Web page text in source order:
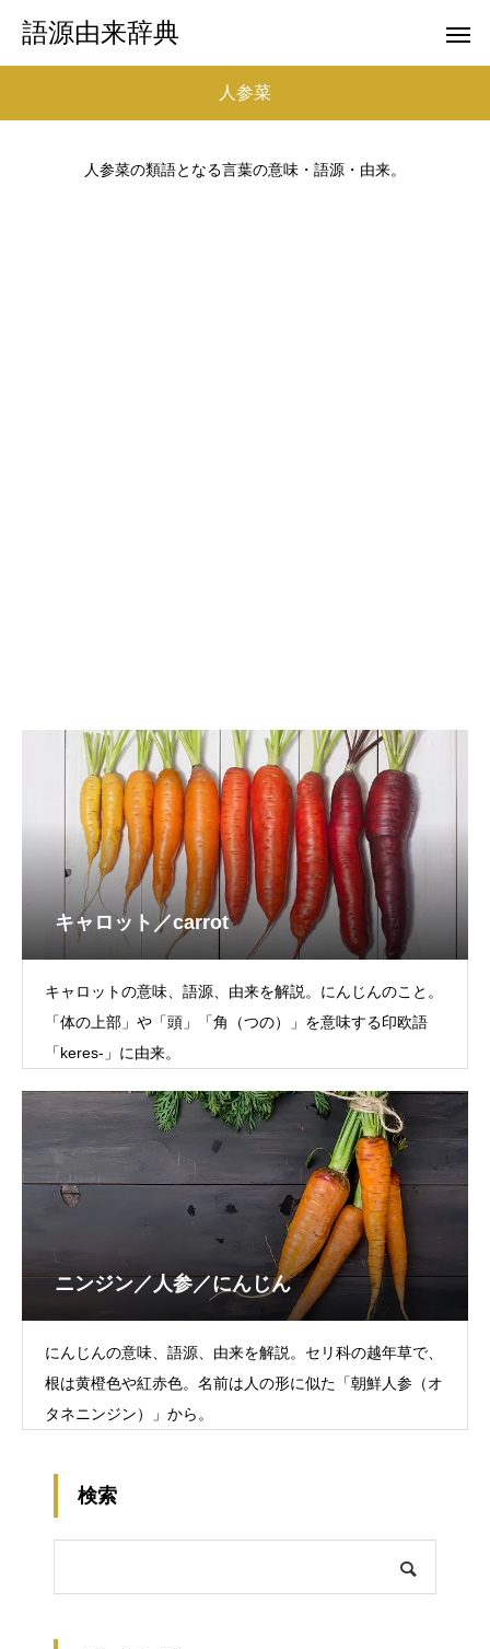
語源由来辞典
人参菜
人参菜の類語となる言葉の意味・語源・由来。
キャロット／carrot
キャロットの意味、語源、由来を解説。にんじんのこと。
「体の上部」や「頭」「角（つの）」を意味する印欧語
「keres-」に由来。
ニンジン／人参／にんじん
にんじんの意味、語源、由来を解説。セリ科の越年草で、
根は黄橙色や紅赤色。名前は人の形に似た「朝鮮人参（オ
タネニンジン）」から。
検索